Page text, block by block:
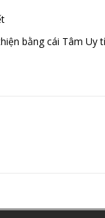
bằng cái Tâm Uy